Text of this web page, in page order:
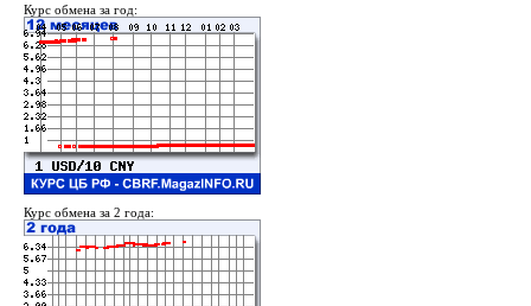
Курс обмена за год:
Курс обмена за 2 года: